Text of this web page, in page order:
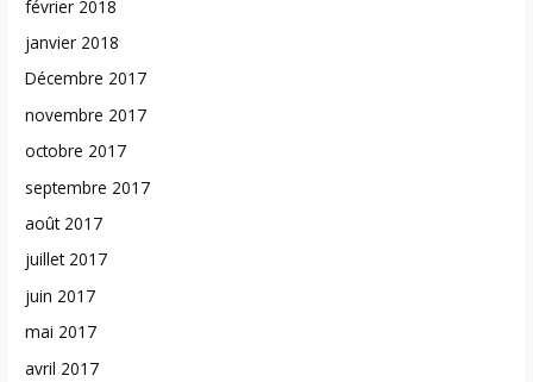
février 2018
janvier 2018
Décembre 2017
novembre 2017
octobre 2017
septembre 2017
août 2017
juillet 2017
juin 2017
mai 2017
avril 2017